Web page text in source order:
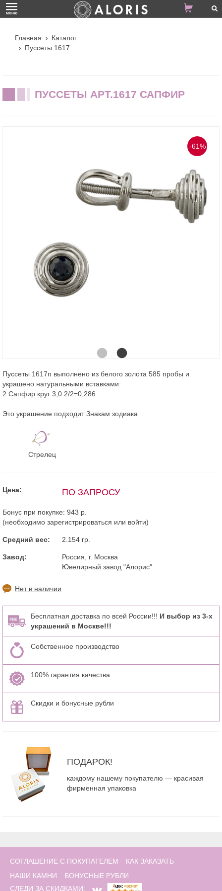
Главная
Каталог
Пуссеты 1617
ПУССЕТЫ АРТ.1617 САПФИР
-61%
Пуссеты 1617п выполнено из белого золота 585 пробы и
украшено натуральными вставками:
2 Сапфир круг 3,0 2/2=0,286
Это украшение подходит Знакам зодиака
Стрелец
Цена: ПО ЗАПРОСУ
Бонус при покупке: 943 р.
(необходимо зарегистрироваться или войти)
Средний вес: 2.154 гр.
Завод:
Россия, г. Москва
Ювелирный завод "Алорис"
Нет в наличии
Бесплатная доставка по всей России!!! И выбор из 3-х
украшений в Москве!!!
Собственное производство
100% гарантия качества
Скидки и бонусные рубли
ПОДАРОК!
каждому нашему покупателю — красивая
фирменная упаковка
СОГЛАШЕНИЕ С ПОКУПАТЕЛЕМ
КАК ЗАКАЗАТЬ
НАШИ КАМНИ
БОНУСНЫЕ РУБЛИ
СЛЕДИ ЗА СКИДКАМИ: